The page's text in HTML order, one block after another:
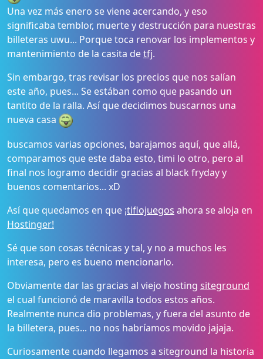
Una vez más enero se viene acercando, y eso
significaba temblor, muerte y destrucción para nuestras
billeteras uwu... Porque toca renovar los implementos y
mantenimiento de la casita detfj.
Sin embargo, tras revisar los precios que nos salían
este año, pues... Se estában como que pasando un
tantito de la ralla. Así que decidimos buscarnos una
nueva casa
buscamos varias opciones, barajamos aquí, que allá,
comparamos que este daba esto, timi lo otro, pero al
final nos logramo decidir gracias al black fryday y
buenos comentarios... xD
Así que quedamos en que ¡tiflojuegos ahora se aloja en
Hostinger!
Sé que son cosas técnicas y tal, y no a muchos les
interesa, pero es bueno mencionarlo.
Obviamente dar las gracias al viejo hosting siteground
el cual funcionó de maravilla todos estos años.
Realmente nunca dio problemas, y fuera del asunto de
la billetera, pues... no nos habríamos movido jajaja.
Curiosamente cuando llegamos a siteground la historia